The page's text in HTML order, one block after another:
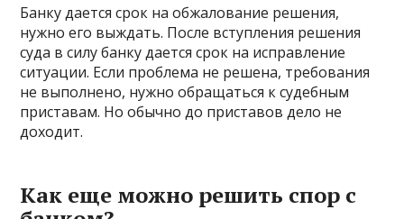
Банку дается срок на обжалование решения,
нужно его выждать. После вступления решения
суда в силу банку дается срок на исправление
ситуации. Если проблема не решена, требования
не выполнено, нужно обращаться к судебным
приставам. Но обычно до приставов дело не
доходит.
Как еще можно решить спор с